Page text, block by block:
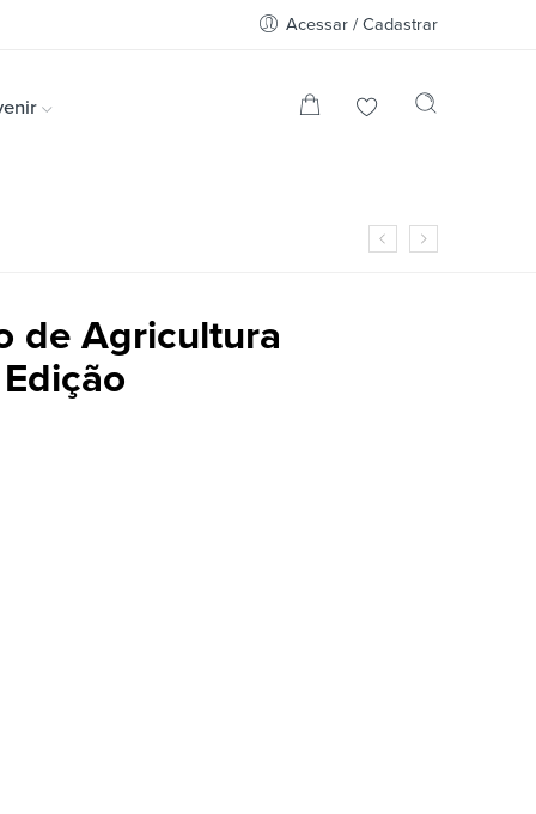
Acessar / Cadastrar
de Agricultura